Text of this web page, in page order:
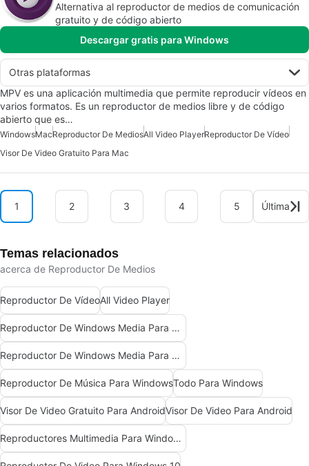
Alternativa al reproductor de medios de comunicación
gratuito y de código abierto
Descargar gratis para Windows
Otras plataformas
MPV es una aplicación multimedia que permite reproducir vídeos en
varios formatos. Es un reproductor de medios libre y de código
abierto que es…
WindowsMacReproductor De MediosAll Video PlayerReproductor De Vídeo
Visor De Video Gratuito Para Mac
1 2 3 4 5 Última
Temas relacionados
acerca de Reproductor De Medios
Reproductor De VídeoAll Video Player
Reproductor De Windows Media Para Windows 7
Reproductor De Windows Media Para Windows 10
Reproductor De Música Para WindowsTodo Para Windows
Visor De Video Gratuito Para AndroidVisor De Video Para Android
Reproductores Multimedia Para Windows 10